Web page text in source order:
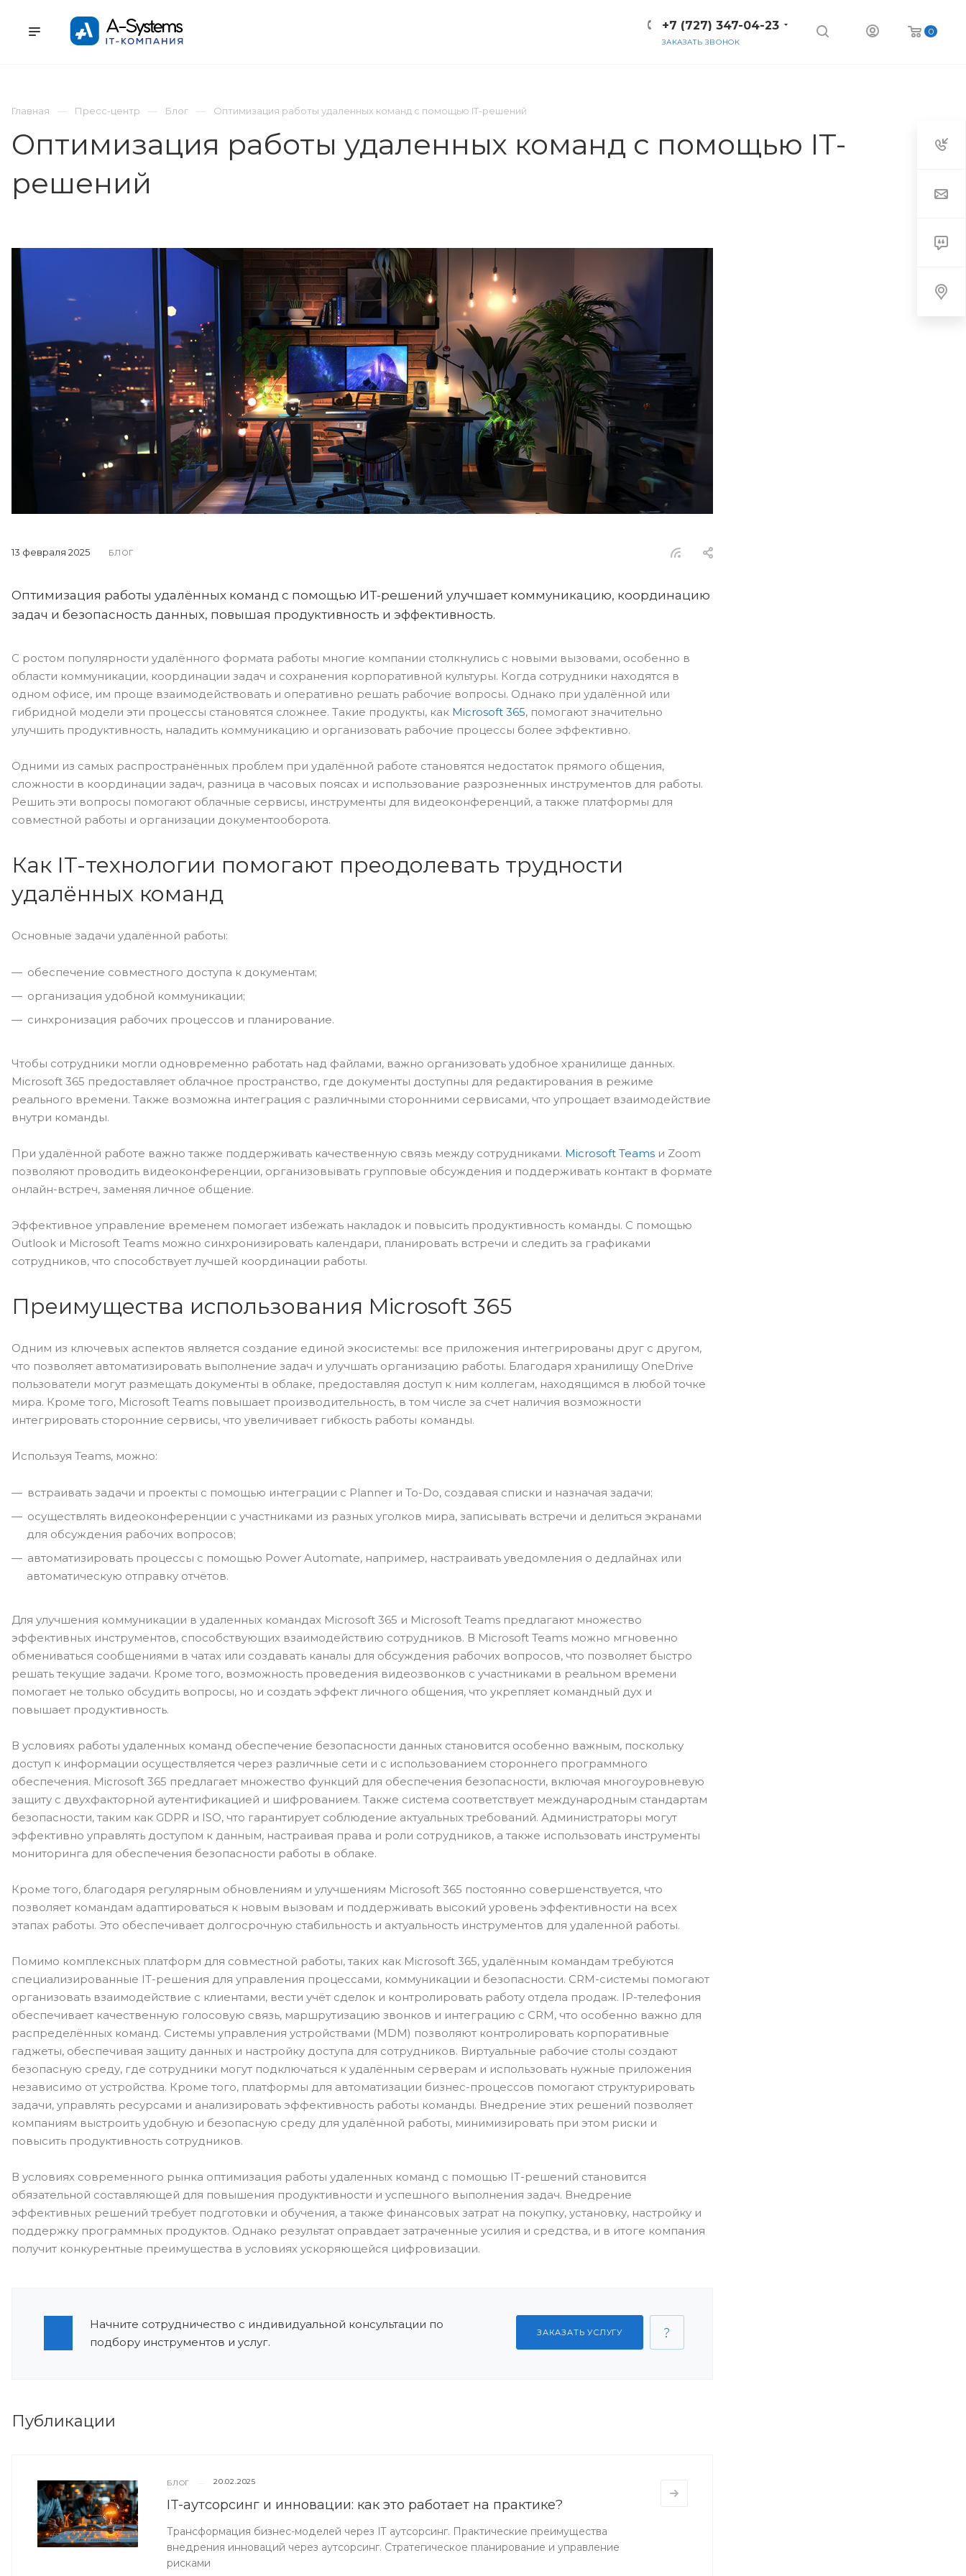
0
+7 (727) 347-04-23
ЗАКАЗАТЬ ЗВОНОК
Главная
Пресс-центр Блог Оптимизация работы удаленных команд с помощью IT-решений
Оптимизация работы удаленных команд с помощью IT-
решений
13 февраля 2025 БЛОГ
Оптимизация работы удалённых команд с помощью ИТ-решений улучшает коммуникацию, координацию
задач и безопасность данных, повышая продуктивность и эффективность.
С ростом популярности удалённого формата работы многие компании столкнулись с новыми вызовами, особенно в
области коммуникации, координации задач и сохранения корпоративной культуры. Когда сотрудники находятся в
одном офисе, им проще взаимодействовать и оперативно решать рабочие вопросы. Однако при удалённой или
гибридной модели эти процессы становятся сложнее. Такие продукты, как Microsoft 365, помогают значительно
улучшить продуктивность, наладить коммуникацию и организовать рабочие процессы более эффективно.
Одними из самых распространённых проблем при удалённой работе становятся недостаток прямого общения,
сложности в координации задач, разница в часовых поясах и использование разрозненных инструментов для работы.
Решить эти вопросы помогают облачные сервисы, инструменты для видеоконференций, а также платформы для
совместной работы и организации документооборота.
Как IT-технологии помогают преодолевать трудности
удалённых команд
Основные задачи удалённой работы:
обеспечение совместного доступа к документам;
организация удобной коммуникации;
синхронизация рабочих процессов и планирование.
Чтобы сотрудники могли одновременно работать над файлами, важно организовать удобное хранилище данных.
Microsoft 365 предоставляет облачное пространство, где документы доступны для редактирования в режиме
реального времени. Также возможна интеграция с различными сторонними сервисами, что упрощает взаимодействие
внутри команды.
При удалённой работе важно также поддерживать качественную связь между сотрудниками. Microsoft Teams и Zoom
позволяют проводить видеоконференции, организовывать групповые обсуждения и поддерживать контакт в формате
онлайн-встреч, заменяя личное общение.
Эффективное управление временем помогает избежать накладок и повысить продуктивность команды. С помощью
Outlook и Microsoft Teams можно синхронизировать календари, планировать встречи и следить за графиками
сотрудников, что способствует лучшей координации работы.
Преимущества использования Microsoft 365
Одним из ключевых аспектов является создание единой экосистемы: все приложения интегрированы друг с другом,
что позволяет автоматизировать выполнение задач и улучшать организацию работы. Благодаря хранилищу OneDrive
пользователи могут размещать документы в облаке, предоставляя доступ к ним коллегам, находящимся в любой точке
мира. Кроме того, Microsoft Teams повышает производительность, в том числе за счет наличия возможности
интегрировать сторонние сервисы, что увеличивает гибкость работы команды.
Используя Teams, можно:
встраивать задачи и проекты с помощью интеграции с Planner и To-Do, создавая списки и назначая задачи;
осуществлять видеоконференции с участниками из разных уголков мира, записывать встречи и делиться экранами
для обсуждения рабочих вопросов;
автоматизировать процессы с помощью Power Automate, например, настраивать уведомления о дедлайнах или
автоматическую отправку отчётов.
Для улучшения коммуникации в удаленных командах Microsoft 365 и Microsoft Teams предлагают множество
эффективных инструментов, способствующих взаимодействию сотрудников. В Microsoft Teams можно мгновенно
обмениваться сообщениями в чатах или создавать каналы для обсуждения рабочих вопросов, что позволяет быстро
решать текущие задачи. Кроме того, возможность проведения видеозвонков с участниками в реальном времени
помогает не только обсудить вопросы, но и создать эффект личного общения, что укрепляет командный дух и
повышает продуктивность.
В условиях работы удаленных команд обеспечение безопасности данных становится особенно важным, поскольку
доступ к информации осуществляется через различные сети и с использованием стороннего программного
обеспечения. Microsoft 365 предлагает множество функций для обеспечения безопасности, включая многоуровневую
защиту с двухфакторной аутентификацией и шифрованием. Также система соответствует международным стандартам
безопасности, таким как GDPR и ISO, что гарантирует соблюдение актуальных требований. Администраторы могут
эффективно управлять доступом к данным, настраивая права и роли сотрудников, а также использовать инструменты
мониторинга для обеспечения безопасности работы в облаке.
Кроме того, благодаря регулярным обновлениям и улучшениям Microsoft 365 постоянно совершенствуется, что
позволяет командам адаптироваться к новым вызовам и поддерживать высокий уровень эффективности на всех
этапах работы. Это обеспечивает долгосрочную стабильность и актуальность инструментов для удаленной работы.
Помимо комплексных платформ для совместной работы, таких как Microsoft 365, удалённым командам требуются
специализированные IT-решения для управления процессами, коммуникации и безопасности. CRM-системы помогают
организовать взаимодействие с клиентами, вести учёт сделок и контролировать работу отдела продаж. IP-телефония
обеспечивает качественную голосовую связь, маршрутизацию звонков и интеграцию с CRM, что особенно важно для
распределённых команд. Системы управления устройствами (MDM) позволяют контролировать корпоративные
гаджеты, обеспечивая защиту данных и настройку доступа для сотрудников. Виртуальные рабочие столы создают
безопасную среду, где сотрудники могут подключаться к удалённым серверам и использовать нужные приложения
независимо от устройства. Кроме того, платформы для автоматизации бизнес-процессов помогают структурировать
задачи, управлять ресурсами и анализировать эффективность работы команды. Внедрение этих решений позволяет
компаниям выстроить удобную и безопасную среду для удалённой работы, минимизировать при этом риски и
повысить продуктивность сотрудников.
В условиях современного рынка оптимизация работы удаленных команд с помощью IT-решений становится
обязательной составляющей для повышения продуктивности и успешного выполнения задач. Внедрение
эффективных решений требует подготовки и обучения, а также финансовых затрат на покупку, установку, настройку и
поддержку программных продуктов. Однако результат оправдает затраченные усилия и средства, и в итоге компания
получит конкурентные преимущества в условиях ускоряющейся цифровизации.
Начните сотрудничество с индивидуальной консультации по
подбору инструментов и услуг.
ЗАКАЗАТЬ УСЛУГУ
Публикации
БЛОГ 20.02.2025
IT-аутсорсинг и инновации: как это работает на практике?
Трансформация бизнес-моделей через IT аутсорсинг. Практические преимущества
внедрения инноваций через аутсорсинг. Стратегическое планирование и управление
рисками